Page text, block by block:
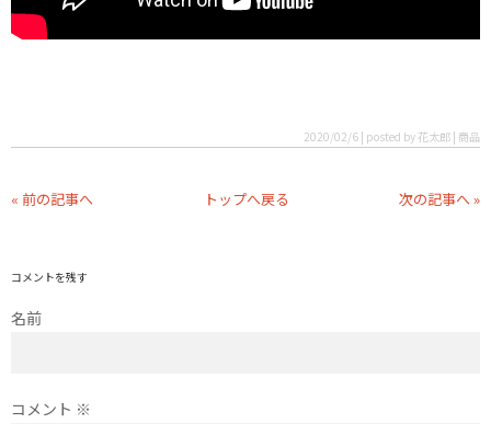
2020/02/6 | posted by 花太郎 | 商品
« 前の記事へ トップへ戻る 次の記事へ »
コメントを残す
名前
コメント ※